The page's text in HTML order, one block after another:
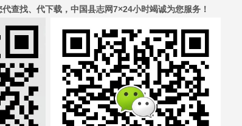
查找、代下载，中国县志网7×24小时竭诚为您服务！